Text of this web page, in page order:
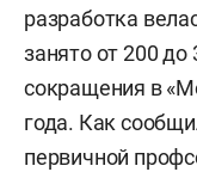
разработка
занято от 200
сокращения в
года. Как
первичной